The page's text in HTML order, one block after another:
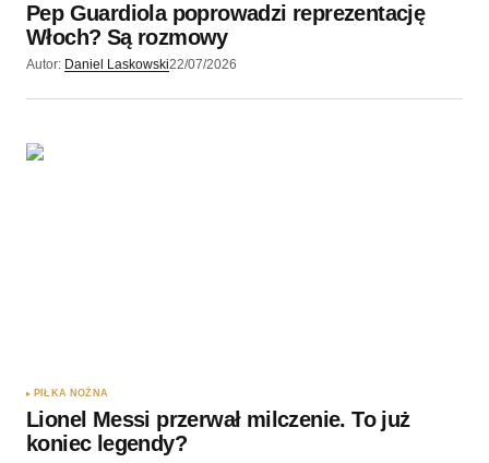
Wyślij komentarz
Pep Guardiola poprowadzi reprezentację
Włoch? Są rozmowy
Autor: Daniel Laskowski22/07/2026
PIŁKA NOŻNA
Lionel Messi przerwał milczenie. To już
koniec legendy?